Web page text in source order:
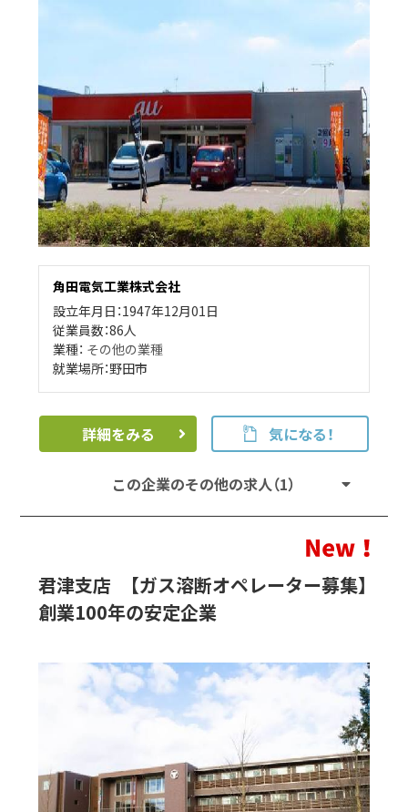
角田電気工業株式会社
設立年月日：1947年12月01日
従業員数：86人
業種： その他の業種
就業場所：野田市
詳細をみる 気になる！
この企業のその他の求人（1）
君津支店 【ガス溶断オペレーター募集】
創業100年の安定企業